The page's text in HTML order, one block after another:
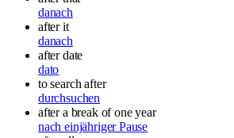
danach
after it
danach
after date
dato
to search after
durchsuchen
after a break of one year
nach einjähriger Pause